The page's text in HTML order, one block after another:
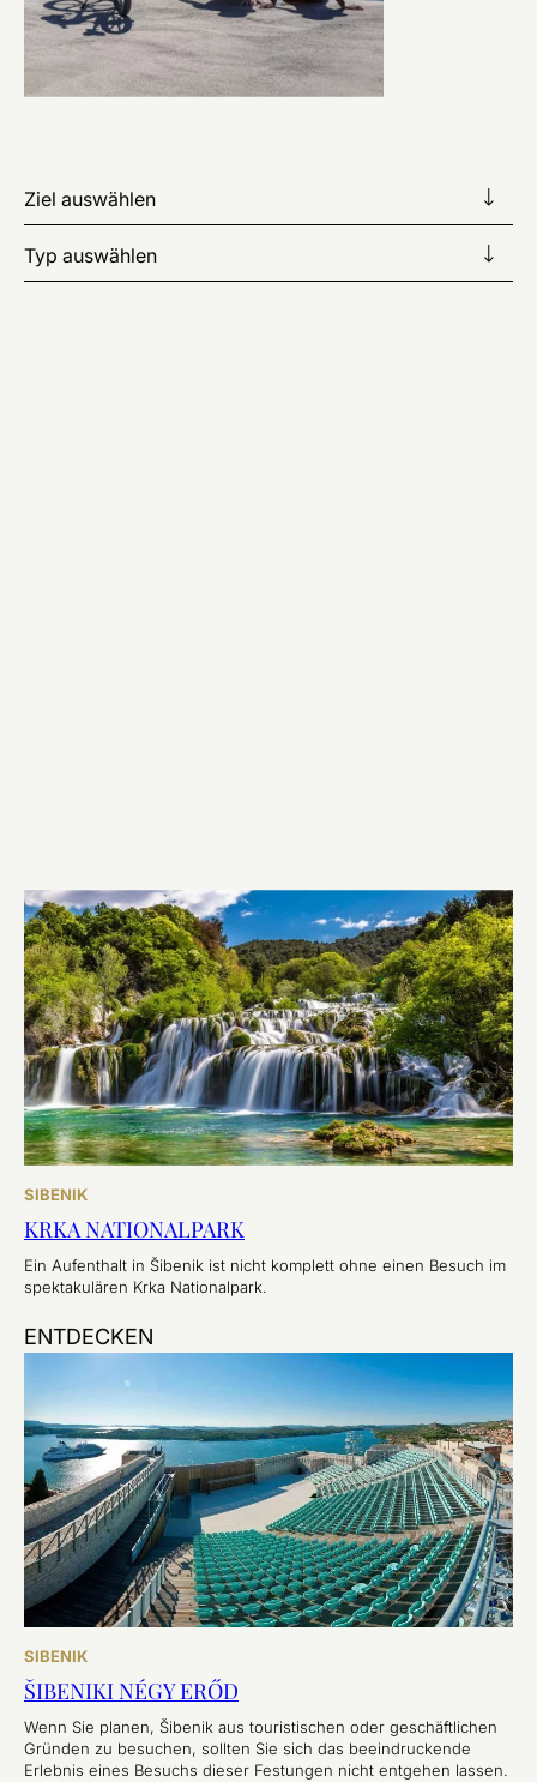
SIBENIK
KRKA NATIONALPARK
Ein Aufenthalt in Šibenik ist nicht komplett ohne einen Besuch im
spektakulären Krka Nationalpark.
ENTDECKEN
SIBENIK
ŠIBENIKI NÉGY ERŐD
Wenn Sie planen, Šibenik aus touristischen oder geschäftlichen
Gründen zu besuchen, sollten Sie sich das beeindruckende
Erlebnis eines Besuchs dieser Festungen nicht entgehen lassen.